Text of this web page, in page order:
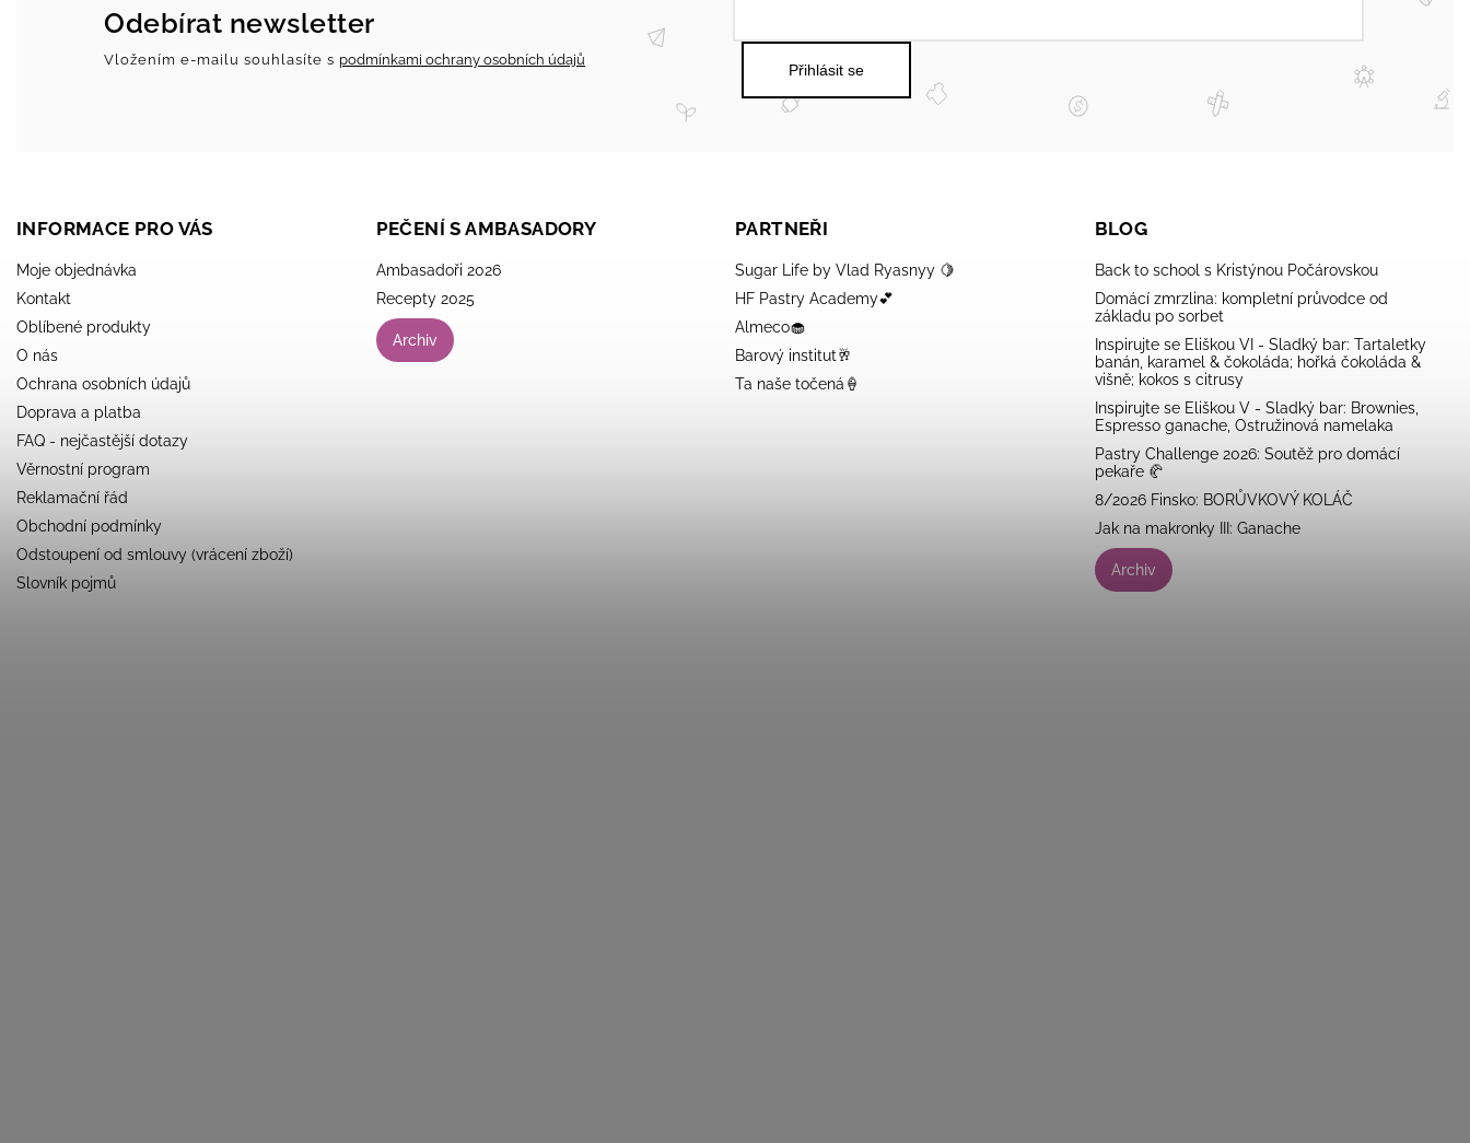
Odebírat newsletter
Vložením e-mailu souhlasíte s podmínkami ochrany osobních údajů
Přihlásit se
INFORMACE PRO VÁS
Moje objednávka
Kontakt
Oblíbené produkty
O nás
Ochrana osobních údajů
Doprava a platba
FAQ - nejčastější dotazy
Věrnostní program
Reklamační řád
Obchodní podmínky
Odstoupení od smlouvy (vrácení zboží)
Slovník pojmů
PEČENÍ S AMBASADORY
Ambasadoři 2026
Recepty 2025
Archiv
PARTNEŘI
Sugar Life by Vlad Ryasnyy 🍋
HF Pastry Academy💕
Almeco🧁
Barový institut🥂
Ta naše točená🍦
BLOG
Back to school s Kristýnou Počárovskou
Domácí zmrzlina: kompletní průvodce od
základu po sorbet
Inspirujte se Eliškou VI - Sladký bar: Tartaletky
banán, karamel & čokoláda; hořká čokoláda &
višně; kokos s citrusy
Inspirujte se Eliškou V - Sladký bar: Brownies,
Espresso ganache, Ostružinová namelaka
Pastry Challenge 2026: Soutěž pro domácí
pekaře 🥐
8/2026 Finsko: BORŮVKOVÝ KOLÁČ
Jak na makronky III: Ganache
Archiv